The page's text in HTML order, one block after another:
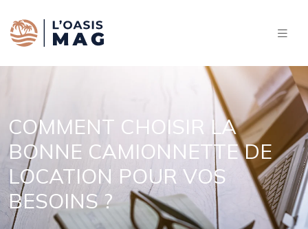
COMMENT CHOISIR LA
BONNE CAMIONNETTE DE
LOCATION POUR VOS
BESOINS ?